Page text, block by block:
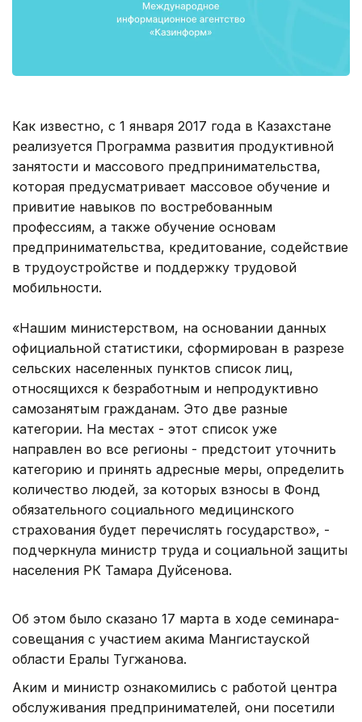
Как известно, с 1 января 2017 года в Казахстане
реализуется Программа развития продуктивной
занятости и массового предпринимательства,
которая предусматривает массовое обучение и
привитие навыков по востребованным
профессиям, а также обучение основам
предпринимательства, кредитование, содействие
в трудоустройстве и поддержку трудовой
мобильности.
«Нашим министерством, на основании данных
официальной статистики, сформирован в разрезе
сельских населенных пунктов список лиц,
относящихся к безработным и непродуктивно
самозанятым гражданам. Это две разные
категории. На местах - этот список уже
направлен во все регионы - предстоит уточнить
категорию и принять адресные меры, определить
количество людей, за которых взносы в Фонд
обязательного социального медицинского
страхования будет перечислять государство», -
подчеркнула министр труда и социальной защиты
населения РК Тамара Дуйсенова.
Об этом было сказано 17 марта в ходе семинара-
совещания с участием акима Мангистауской
области Ералы Тугжанова.
Аким и министр ознакомились с работой центра
обслуживания предпринимателей, они посетили